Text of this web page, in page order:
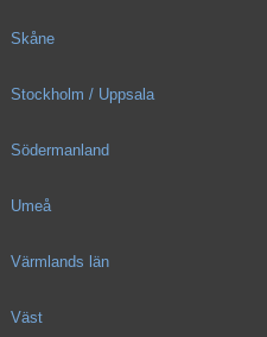
Skåne
Stockholm / Uppsala
Södermanland
Umeå
Värmlands län
Väst